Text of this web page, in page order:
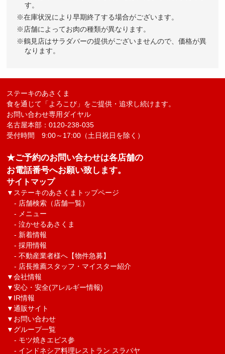
す。
在庫状況により早期終了する場合がございます。
店舗によってお肉の種類が異なります。
鶴見店はサラダバーの提供がございませんので、価格が異
なります。
ステーキのあさくま
食を通じて「よろこび」をご提供・追求し続けます。
お問い合わせ専用ダイヤル
名古屋本部：0120-238-035
受付時間 9:00～17:00（土日祝日を除く）
★ご予約のお問い合わせは各店舗の
お電話番号へお願い致します。
サイトマップ
▼ ステーキのあさくまトップページ
- 店舗検索（店舗一覧）
- メニュー
-泣かせるあさくま
- 新着情報
-採用情報
-不動産業者様へ【物件急募】
- 店長推薦スタッフ・マイスター紹介
▼会社情報
▼安心・安全(アレルギー情報)
▼ IR情報
▼通販サイト
▼ お問い合わせ
▼グループ一覧
- モツ焼きエビス参
- インドネシア料理レストラン スラバヤ